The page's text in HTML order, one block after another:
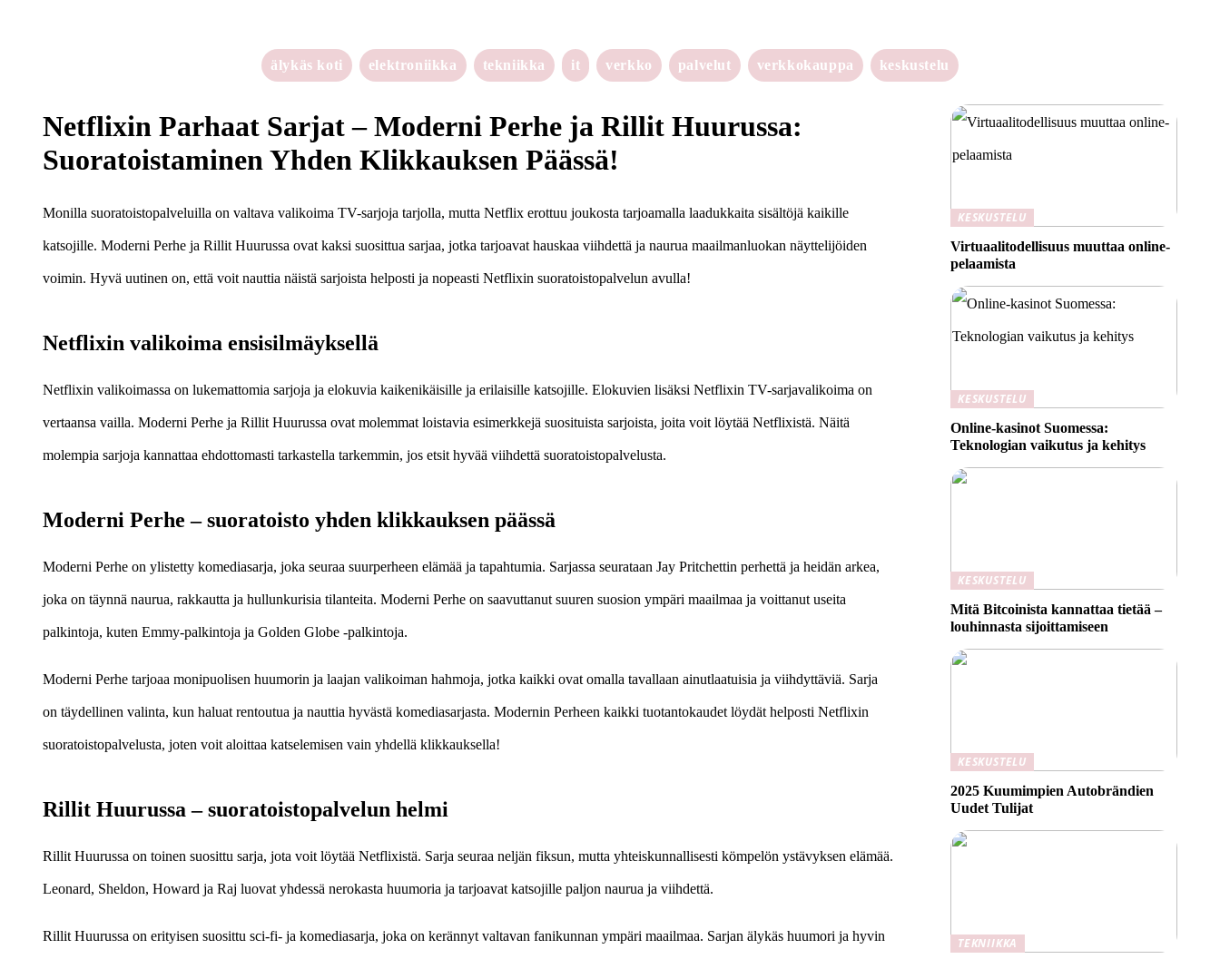
älykäs koti elektroniikka tekniikka it verkko palvelut verkkokauppa keskustelu
Netflixin Parhaat Sarjat – Moderni Perhe ja Rillit Huurussa:
Suoratoistaminen Yhden Klikkauksen Päässä!
Monilla suoratoistopalveluilla on valtava valikoima TV-sarjoja tarjolla, mutta Netflix erottuu joukosta tarjoamalla laadukkaita sisältöjä kaikille
katsojille. Moderni Perhe ja Rillit Huurussa ovat kaksi suosittua sarjaa, jotka tarjoavat hauskaa viihdettä ja naurua maailmanluokan näyttelijöiden
voimin. Hyvä uutinen on, että voit nauttia näistä sarjoista helposti ja nopeasti Netflixin suoratoistopalvelun avulla!
Netflixin valikoima ensisilmäyksellä
Netflixin valikoimassa on lukemattomia sarjoja ja elokuvia kaikenikäisille ja erilaisille katsojille. Elokuvien lisäksi Netflixin TV-sarjavalikoima on
vertaansa vailla. Moderni Perhe ja Rillit Huurussa ovat molemmat loistavia esimerkkejä suosituista sarjoista, joita voit löytää Netflixistä. Näitä
molempia sarjoja kannattaa ehdottomasti tarkastella tarkemmin, jos etsit hyvää viihdettä suoratoistopalvelusta.
Moderni Perhe – suoratoisto yhden klikkauksen päässä
Moderni Perhe on ylistetty komediasarja, joka seuraa suurperheen elämää ja tapahtumia. Sarjassa seurataan Jay Pritchettin perhettä ja heidän arkea,
joka on täynnä naurua, rakkautta ja hullunkurisia tilanteita. Moderni Perhe on saavuttanut suuren suosion ympäri maailmaa ja voittanut useita
palkintoja, kuten Emmy-palkintoja ja Golden Globe -palkintoja.
Moderni Perhe tarjoaa monipuolisen huumorin ja laajan valikoiman hahmoja, jotka kaikki ovat omalla tavallaan ainutlaatuisia ja viihdyttäviä. Sarja
on täydellinen valinta, kun haluat rentoutua ja nauttia hyvästä komediasarjasta. Modernin Perheen kaikki tuotantokaudet löydät helposti Netflixin
suoratoistopalvelusta, joten voit aloittaa katselemisen vain yhdellä klikkauksella!
Rillit Huurussa – suoratoistopalvelun helmi
Rillit Huurussa on toinen suosittu sarja, jota voit löytää Netflixistä. Sarja seuraa neljän fiksun, mutta yhteiskunnallisesti kömpelön ystävyksen elämää.
Leonard, Sheldon, Howard ja Raj luovat yhdessä nerokasta huumoria ja tarjoavat katsojille paljon naurua ja viihdettä.
Rillit Huurussa on erityisen suosittu sci-fi- ja komediasarja, joka on kerännyt valtavan fanikunnan ympäri maailmaa. Sarjan älykäs huumori ja hyvin
KESKUSTELU
Virtuaalitodellisuus muuttaa online-
pelaamista
KESKUSTELU
Online-kasinot Suomessa:
Teknologian vaikutus ja kehitys
KESKUSTELU
Mitä Bitcoinista kannattaa tietää –
louhinnasta sijoittamiseen
KESKUSTELU
2025 Kuumimpien Autobrändien
Uudet Tulijat
TEKNIIKKA